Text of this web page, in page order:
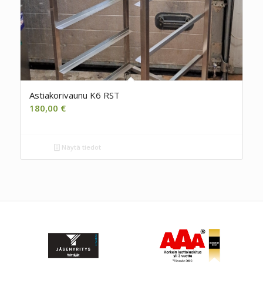
Astiakorivaunu K6 RST
180,00 €
Näytä tiedot